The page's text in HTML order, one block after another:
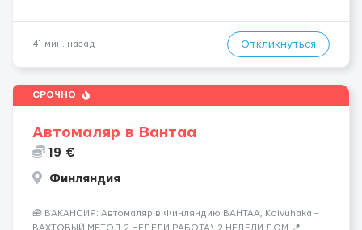
41 мин. назад Откликнуться
СРОЧНО
Автомаляр в Вантаа
19 €
Финляндия
🧰 ВАКАНСИЯ: Автомаляр в Финляндию ВАНТАА, Koivuhaka -
ВАХТОВЫЙ МЕТОД 2 НЕДЕЛИ РАБОТА\ 2 НЕДЕЛИ ДОМ 📍